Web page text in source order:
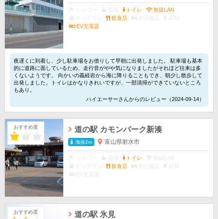
トイレ
無線LAN
ドッグラン
飲食店 宿泊施設
ATM
EV充電器
夜遅くに到着し、少し駐車場をお借りして早朝に出発しました。 駐車場も基本
的に道路に面しているため、走行音がやや気になりましたがそれほど往来は多
くないようです。 向かいの義経岩から海に降りることもでき、朝少し散歩して
出発しました。トイレはかなりきれいですが、一部清掃ができていないところ
もあり。
ハイエーサーさんからのレビュー（2024-09-14）
おすすめ度 道の駅 カモンパーク新湊
海抜2m 富山県射水市
トイレ
無線LAN
ドッグラン
飲食店 宿泊施設
ATM
EV充電器
おすすめ度 道の駅 氷見